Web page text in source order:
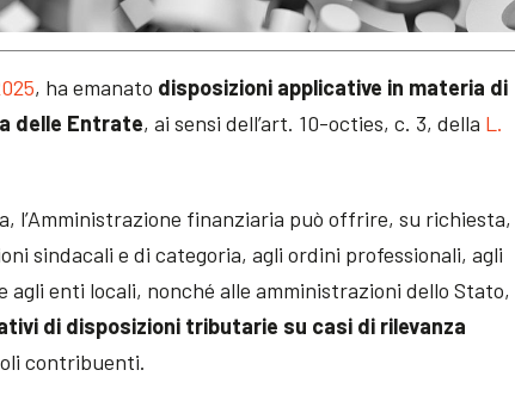
, ha emanato disposizioni applicative in materia di
delle Entrate, ai sensi dell’art. 10-octies, c. 3, della L.
l’Amministrazione finanziaria può offrire, su richiesta,
sindacali e di categoria, agli ordini professionali, agli
enti locali, nonché alle amministrazioni dello Stato,
di disposizioni tributarie su casi di rilevanza
contribuenti.